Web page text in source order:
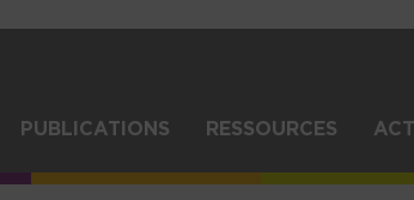
PUBLICATIONS RESSOURCES